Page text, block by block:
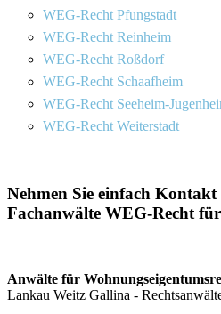
WEG-Recht Pfungstadt
WEG-Recht Reinheim
WEG-Recht Roßdorf
WEG-Recht Schaafheim
WEG-Recht Seeheim-
WEG-Recht Weiterstadt
Nehmen Sie einfach Kontakt
Fachanwälte WEG-Recht
Anwälte für
Lankau Weitz Gallina -